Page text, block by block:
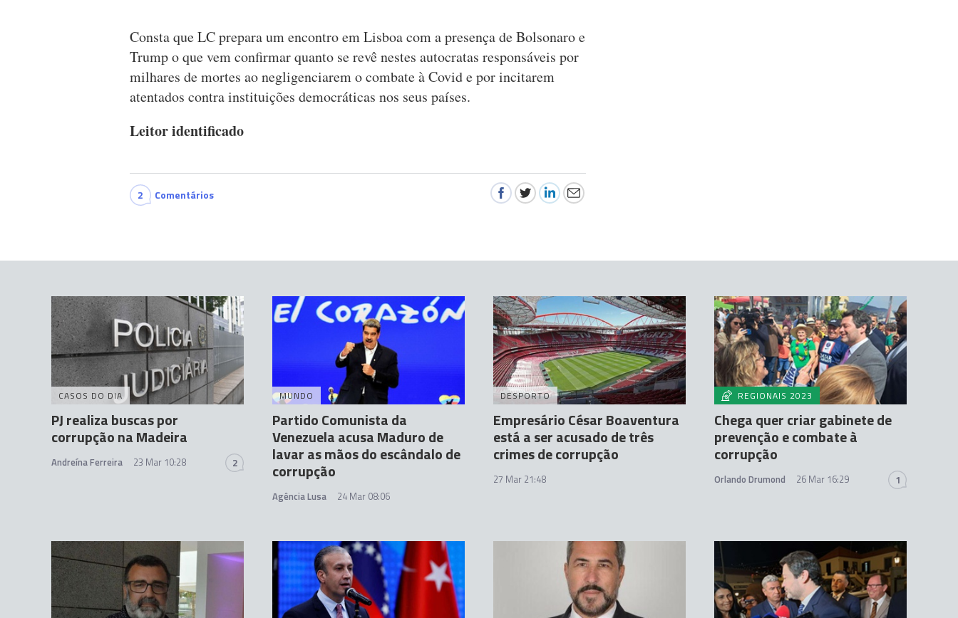
Consta que LC prepara um encontro em Lisboa com a presença de Bolsonaro e
Trump o que vem confirmar quanto se revê nestes autocratas responsáveis por
milhares de mortes ao negligenciarem o combate à Covid e por incitarem
atentados contra instituições democráticas nos seus países.
Leitor identificado
2 Comentários
CASOS DO DIA
PJ realiza buscas por
corrupção na Madeira
Andreína Ferreira 23 Mar 10:28 2
MUNDO
Partido Comunista da
Venezuela acusa Maduro de
lavar as mãos do escândalo de
corrupção
Agência Lusa 24 Mar 08:06
DESPORTO
Empresário César Boaventura
está a ser acusado de três
crimes de corrupção
27 Mar 21:48
REGIONAIS 2023
Chega quer criar gabinete de
prevenção e combate à
corrupção
Orlando Drumond 26 Mar 16:29 1